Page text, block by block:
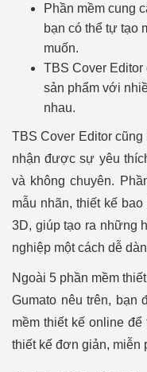
Phần mềm cung
bạn có thể tự tạo
muốn.
TBS Cover Editor
sản phẩm với
nhau.
TBS Cover Editor
nhận được sự yêu
và không chuyên.
mẫu nhãn, thiết kế
3D, giúp tạo ra những
nghiệp một cách dễ
Ngoài 5 phần mềm
Gumato nêu trên, bạn
mềm thiết kế online
thiết kế đơn giản, miễn